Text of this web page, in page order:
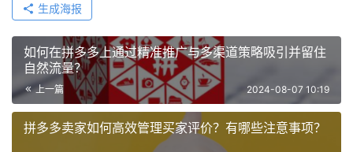
生成海报
如何在拼多多上通过精准推广与多渠道策略吸引并留住
自然流量？
上一篇 2024-08-07 10:19
拼多多卖家如何高效管理买家评价？有哪些注意事项？